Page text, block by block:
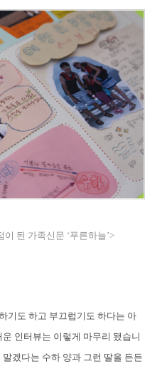
된 가족신문 ‘푸른하늘’>
기도 하고 부끄럽기도 하다는 아
인터뷰는 이렇게 마무리 됐습니
겠다는 수하 양과 그런 딸을 든든